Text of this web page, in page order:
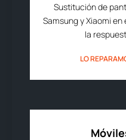
Sustitución de
Samsung y Xiaomi
la
LO